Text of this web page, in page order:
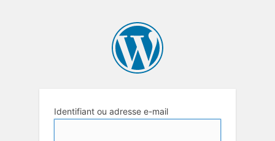
Identifiant ou adresse e-mail